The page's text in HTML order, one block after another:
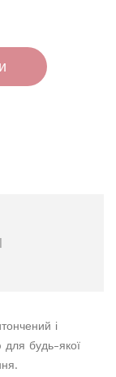
і
для будь-якої